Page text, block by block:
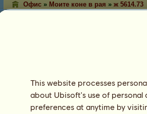
Офис » Моите коне в рая » ж 5614.73
Цвят на косъма: Тъмноалест
Пол: женски
This website processes
about Ubisoft's use of personal
preferences at anytime by